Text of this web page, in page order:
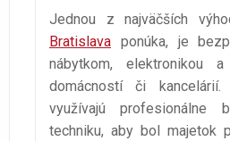
Jednou z najväčších
Bratislava ponúka, je
nábytkom, elektronikou
domácností či kancelárií.
využívajú profesionálne
techniku, aby bol majetok